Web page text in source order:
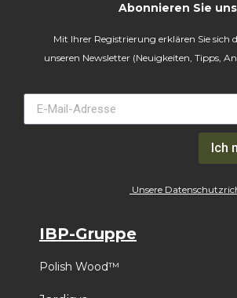
Abonnieren Sie
Mit Ihrer Registrierung erklären Sie sich
unseren Newsletter (Neuigkeiten, Tipps,
Ich
Unsere
IBP-Gruppe
Polish Wood™